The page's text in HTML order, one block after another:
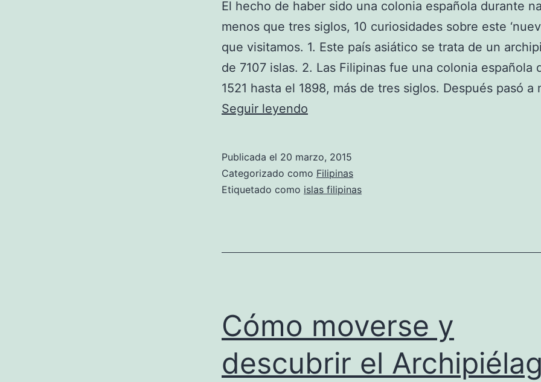
El hecho de haber sido una colonia española durante
menos que tres siglos, 10 curiosidades sobre este
que visitamos. 1. Este país asiático se trata de un
de 7107 islas. 2. Las Filipinas fue una colonia española
1521 hasta el 1898, más de tres siglos. Después pasó a
Seguir leyendo
desconocidas
Publicada el 20 marzo, 2015
Categorizado como Filipinas
Etiquetado como islas filipinas
Cómo moverse y
descubrir el